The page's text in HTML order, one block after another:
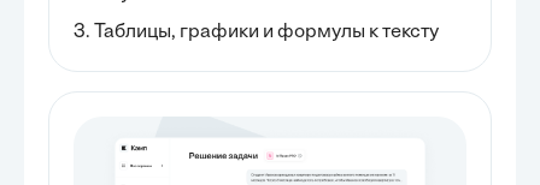
3. Таблицы, графики и формулы к тексту